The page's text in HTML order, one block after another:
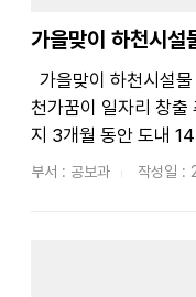
가을맞이 하천시설
천가꿈이 일자리 창출 추진 = □ 전북도는 9
지 3개월 동안 도내
소 및 지방하천 461
부서 : 공보과 작성일